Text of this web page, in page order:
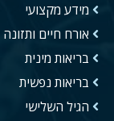
מידע מקצועי
אורח חיים ותזונה
בריאות מינית
בריאות נפשית
הגיל השלישי